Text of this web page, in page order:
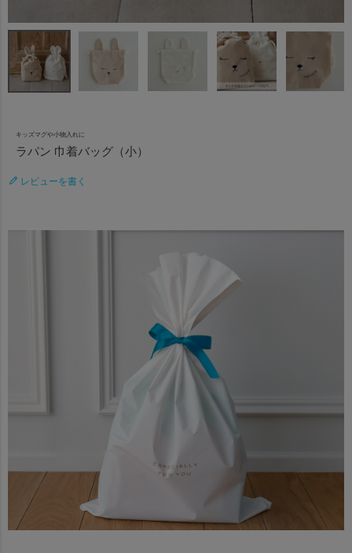
キッズマグや小物入れに
ラパン 巾着バッグ（小）
レビューを書く